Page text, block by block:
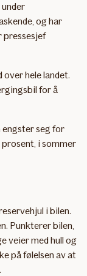
og har
pressesjef
hele landet.
for å
seg for
prosent, i sommer
i bilen.
Punkterer bilen,
veier med hull og
på følelsen av at